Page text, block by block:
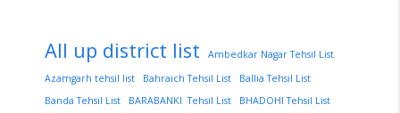
All up district list
Ambedkar Nagar Tehsil List
Azamgarh tehsil list
Bahraich Tehsil List
Ballia Tehsil List
Banda Tehsil List
BARABANKI Tehsil List
BHADOHI Tehsil List